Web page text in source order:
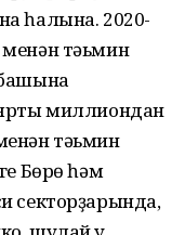
һалына. 2020-
тәьмин
миллиондан
тәьмин
Бөрө һәм
секторҙарында,